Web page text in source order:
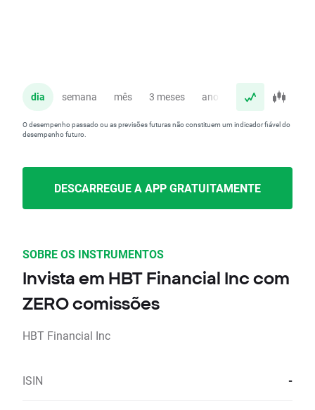
dia semana mês 3 meses ano
O desempenho passado ou as previsões futuras não constituem um indicador fiável do
desempenho futuro.
DESCARREGUE A APP GRATUITAMENTE
SOBRE OS INSTRUMENTOS
Invista em HBT Financial Inc com
ZERO comissões
HBT Financial Inc
ISIN -